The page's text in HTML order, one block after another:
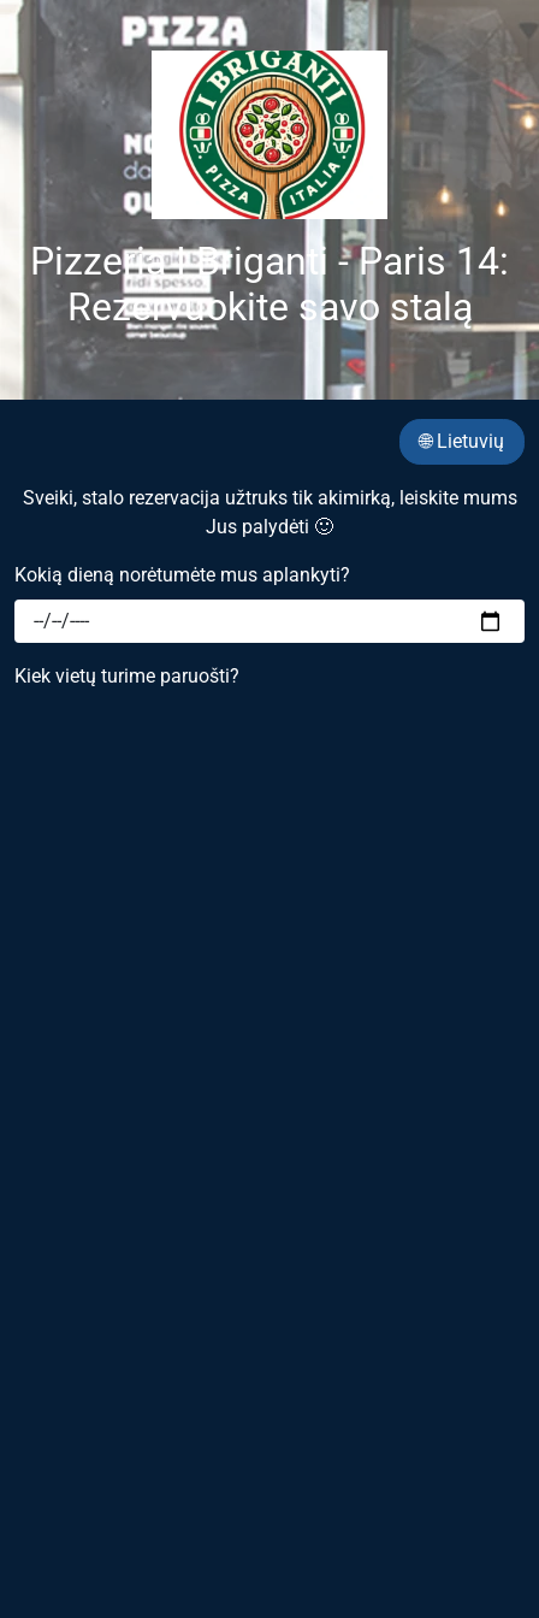
Pizzeria I Briganti - Paris 14:
Rezervuokite savo stalą
🌐 Lietuvių
Sveiki, stalo rezervacija užtruks tik akimirką, leiskite mums
Jus palydėti 🙂
Kokią dieną norėtumėte mus aplankyti?
Kiek vietų turime paruošti?